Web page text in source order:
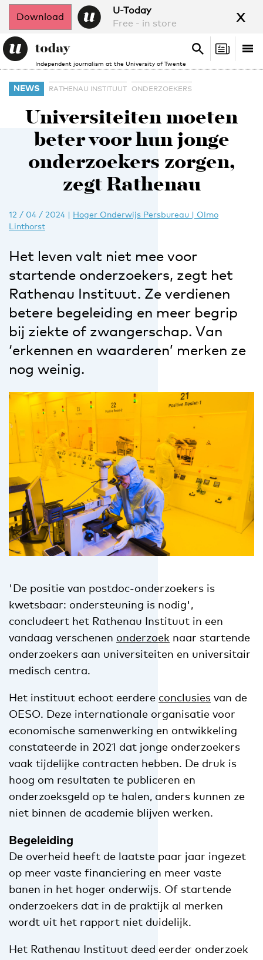
Download
U-Today
Free - in store
x
Independent journalism at the University of Twente
Search
Search
NEWS RATHENAU INSTITUUT ONDERZOEKERS
Universiteiten moeten
beter voor hun jonge
onderzoekers zorgen,
zegt Rathenau
12 / 04 / 2024 | Hoger Onderwijs Persbureau | Olmo
Linthorst
Het leven valt niet mee voor
startende onderzoekers, zegt het
Rathenau Instituut. Ze verdienen
betere begeleiding en meer begrip
bij ziekte of zwangerschap. Van
‘erkennen en waarderen’ merken ze
nog weinig.
'De positie van postdoc-onderzoekers is
kwetsbaar: ondersteuning is nodig',
concludeert het Rathenau Instituut in een
vandaag verschenen onderzoek naar startende
onderzoekers aan universiteiten en universitair
medisch centra.
Het instituut echoot eerdere conclusies van de
OESO. Deze internationale organisatie voor
economische samenwerking en ontwikkeling
constateerde in 2021 dat jonge onderzoekers
vaak tijdelijke contracten hebben. De druk is
hoog om resultaten te publiceren en
onderzoeksgeld op te halen, anders kunnen ze
niet binnen de academie blijven werken.
Begeleiding
De overheid heeft de laatste paar jaar ingezet
op meer vaste financiering en meer vaste
banen in het hoger onderwijs. Of startende
onderzoekers dat in de praktijk al merken
wordt uit het rapport niet duidelijk.
Het Rathenau Instituut deed eerder onderzoek